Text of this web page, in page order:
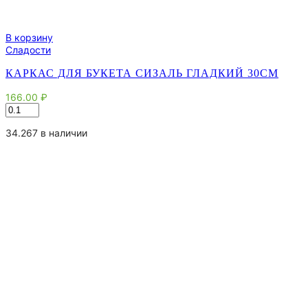
В корзину
Сладости
КАРКАС ДЛЯ БУКЕТА СИЗАЛЬ ГЛАДКИЙ 30СМ
166.00 ₽
Количество
товара
Каркас
34.267 в наличии